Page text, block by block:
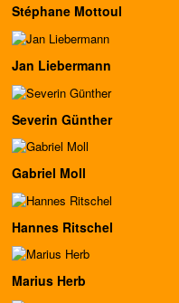
Stéphane Mottoul
Jan Liebermann
Severin Günther
Gabriel Moll
Hannes Ritschel
Marius Herb